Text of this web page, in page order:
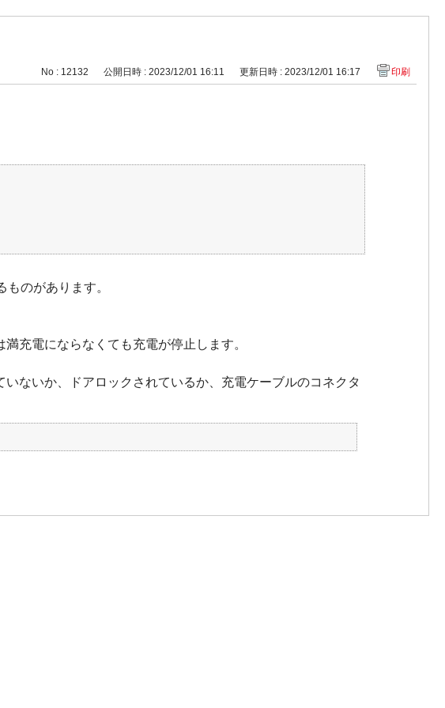
No : 12132 公開日時 : 2023/12/01 16:11 更新日時 : 2023/12/01 16:17 印刷
のがあります。
充電にならなくても充電が停止します。
ないか、ドアロックされているか、充電ケーブルのコネクタ